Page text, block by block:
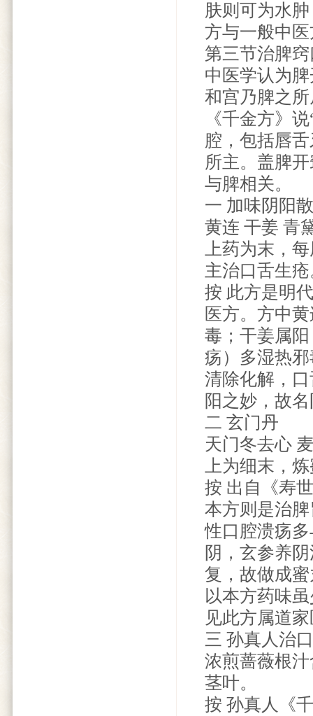
肤则可为水
方与一般中
第三节治脾
中医学认为
和宫乃脾之
《千金方》
腔，包括唇
所主。盖脾
与脾相关。
一 加味阴阳散
黄连 干姜 青
上药为末，
主治口舌生
按 此方是明
医方。方中
毒；干姜属
疡）多湿热
清除化解，
阳之妙，故
二 玄门丹
天门冬去心
上为细末，
按 出自《寿
本方则是治
性口腔溃疡
阴，玄参养
复，故做成
以本方药味
见此方属道
三 孙真人治
浓煎蔷薇根
茎叶。
按 孙真人《